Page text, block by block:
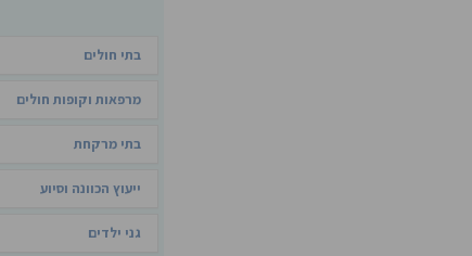
בתי חולים
מרפאות וקופות חולים
בתי מרקחת
ייעוץ הכוונה וסיוע
גני ילדים